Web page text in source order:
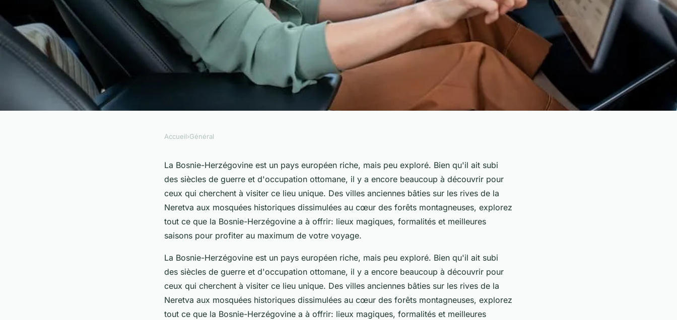
Tout ce que la Bosnie-Herzégovine a à
offrir: lieux magnifiques, formalités et
meilleures saisons
Accueil›Général
La Bosnie-Herzégovine est un pays européen riche, mais peu exploré. Bien qu'il ait subi
des siècles de guerre et d'occupation ottomane, il y a encore beaucoup à découvrir pour
ceux qui cherchent à visiter ce lieu unique. Des villes anciennes bâties sur les rives de la
Neretva aux mosquées historiques dissimulées au cœur des forêts montagneuses, explorez
tout ce que la Bosnie-Herzégovine a à offrir: lieux magiques, formalités et meilleures
saisons pour profiter au maximum de votre voyage.
La Bosnie-Herzégovine est un pays européen riche, mais peu exploré. Bien qu'il ait subi
des siècles de guerre et d'occupation ottomane, il y a encore beaucoup à découvrir pour
ceux qui cherchent à visiter ce lieu unique. Des villes anciennes bâties sur les rives de la
Neretva aux mosquées historiques dissimulées au cœur des forêts montagneuses, explorez
tout ce que la Bosnie-Herzégovine a à offrir: lieux magiques, formalités et meilleures